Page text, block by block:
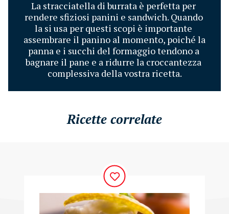
La stracciatella di burrata è perfetta per
rendere sfiziosi panini e sandwich. Quando
la si usa per questi scopi è importante
assembrare il panino al momento, poiché la
panna e i succhi del formaggio tendono a
bagnare il pane e a ridurre la croccantezza
complessiva della vostra ricetta.
Ricette correlate